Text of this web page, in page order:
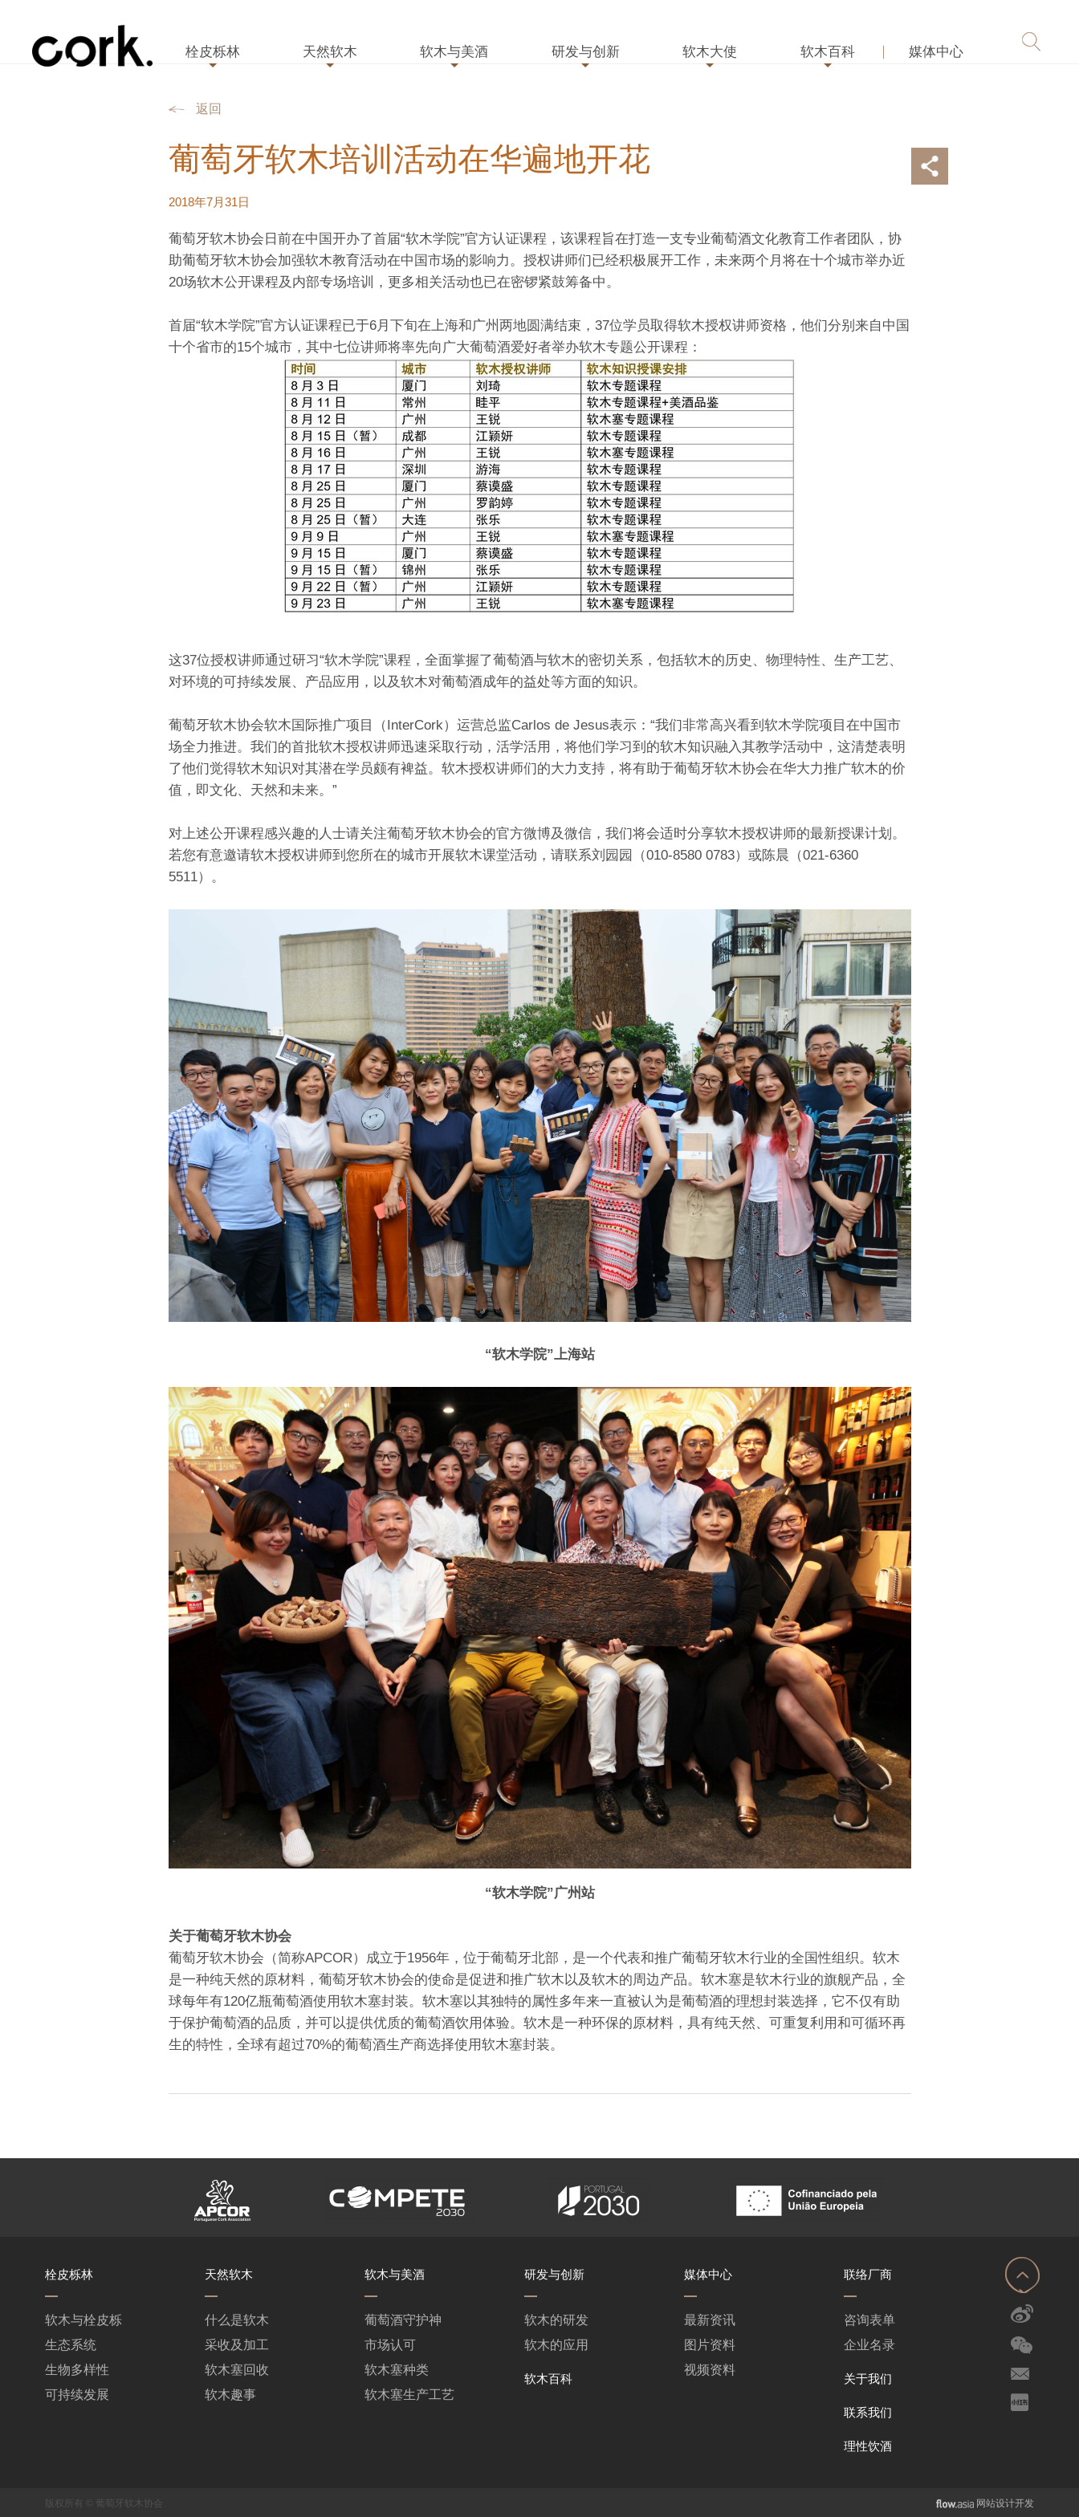
栓皮栎林 天然软木 软木与美酒 研发与创新 软木大使 软木百科 媒体中心
返回
葡萄牙软木培训活动在华遍地开花
2018年7月31日
葡萄牙软木协会日前在中国开办了首届“软木学院”官方认证课程，该课程旨在打造一支专业葡萄酒文化教育工作者团队，协
助葡萄牙软木协会加强软木教育活动在中国市场的影响力。授权讲师们已经积极展开工作，未来两个月将在十个城市举办近
20场软木公开课程及内部专场培训，更多相关活动也已在密锣紧鼓筹备中。
首届“软木学院”官方认证课程已于6月下旬在上海和广州两地圆满结束，37位学员取得软木授权讲师资格，他们分别来自中国
十个省市的15个城市，其中七位讲师将率先向广大葡萄酒爱好者举办软木专题公开课程：
这37位授权讲师通过研习“软木学院”课程，全面掌握了葡萄酒与软木的密切关系，包括软木的历史、物理特性、生产工艺、
对环境的可持续发展、产品应用，以及软木对葡萄酒成年的益处等方面的知识。
葡萄牙软木协会软木国际推广项目（InterCork）运营总监Carlos de Jesus表示：“我们非常高兴看到软木学院项目在中国市
场全力推进。我们的首批软木授权讲师迅速采取行动，活学活用，将他们学习到的软木知识融入其教学活动中，这清楚表明
了他们觉得软木知识对其潜在学员颇有裨益。软木授权讲师们的大力支持，将有助于葡萄牙软木协会在华大力推广软木的价
值，即文化、天然和未来。”
对上述公开课程感兴趣的人士请关注葡萄牙软木协会的官方微博及微信，我们将会适时分享软木授权讲师的最新授课计划。
若您有意邀请软木授权讲师到您所在的城市开展软木课堂活动，请联系刘园园（010-8580 0783）或陈晨（021-6360
5511）。
“软木学院”上海站
“软木学院”广州站
关于葡萄牙软木协会
葡萄牙软木协会（简称APCOR）成立于1956年，位于葡萄牙北部，是一个代表和推广葡萄牙软木行业的全国性组织。软木
是一种纯天然的原材料，葡萄牙软木协会的使命是促进和推广软木以及软木的周边产品。软木塞是软木行业的旗舰产品，全
球每年有120亿瓶葡萄酒使用软木塞封装。软木塞以其独特的属性多年来一直被认为是葡萄酒的理想封装选择，它不仅有助
于保护葡萄酒的品质，并可以提供优质的葡萄酒饮用体验。软木是一种环保的原材料，具有纯天然、可重复利用和可循环再
生的特性，全球有超过70%的葡萄酒生产商选择使用软木塞封装。
栓皮栎林
软木与栓皮栎
生态系统
生物多样性
可持续发展
天然软木
什么是软木
采收及加工
软木塞回收
软木趣事
软木与美酒
葡萄酒守护神
市场认可
软木塞种类
软木塞生产工艺
研发与创新
软木的研发
软木的应用
软木百科
媒体中心
最新资讯
图片资料
视频资料
联络厂商
咨询表单
企业名录
关于我们
联系我们
理性饮酒
版权所有 © 葡萄牙软木协会 网站设计开发